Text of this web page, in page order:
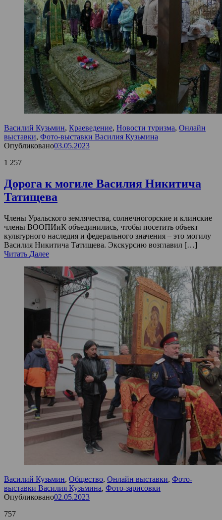
Василий Кузьмин, Краеведение, Новости туризма, Онлайн
выставки, Фото-выставки Василия Кузьмина
Опубликовано03.05.2023
1 257
Дорога к могиле Василия Никитича
Татищева
Члены Уральского землячества, солнечногорские и клинские
члены ВООПИиК объединились, чтобы посетить объект
культурного наследия и федерального значения – это могилу
Василия Никитича Татищева. Экскурсию возглавил […]
Читать Далее
Василий Кузьмин, Общество, Онлайн выставки, Фото-
выставки Василия Кузьмина, Фото-зарисовки
Опубликовано02.05.2023
757